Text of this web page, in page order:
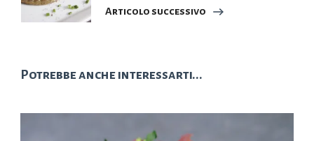
Articolo successivo
Potrebbe anche interessarti...